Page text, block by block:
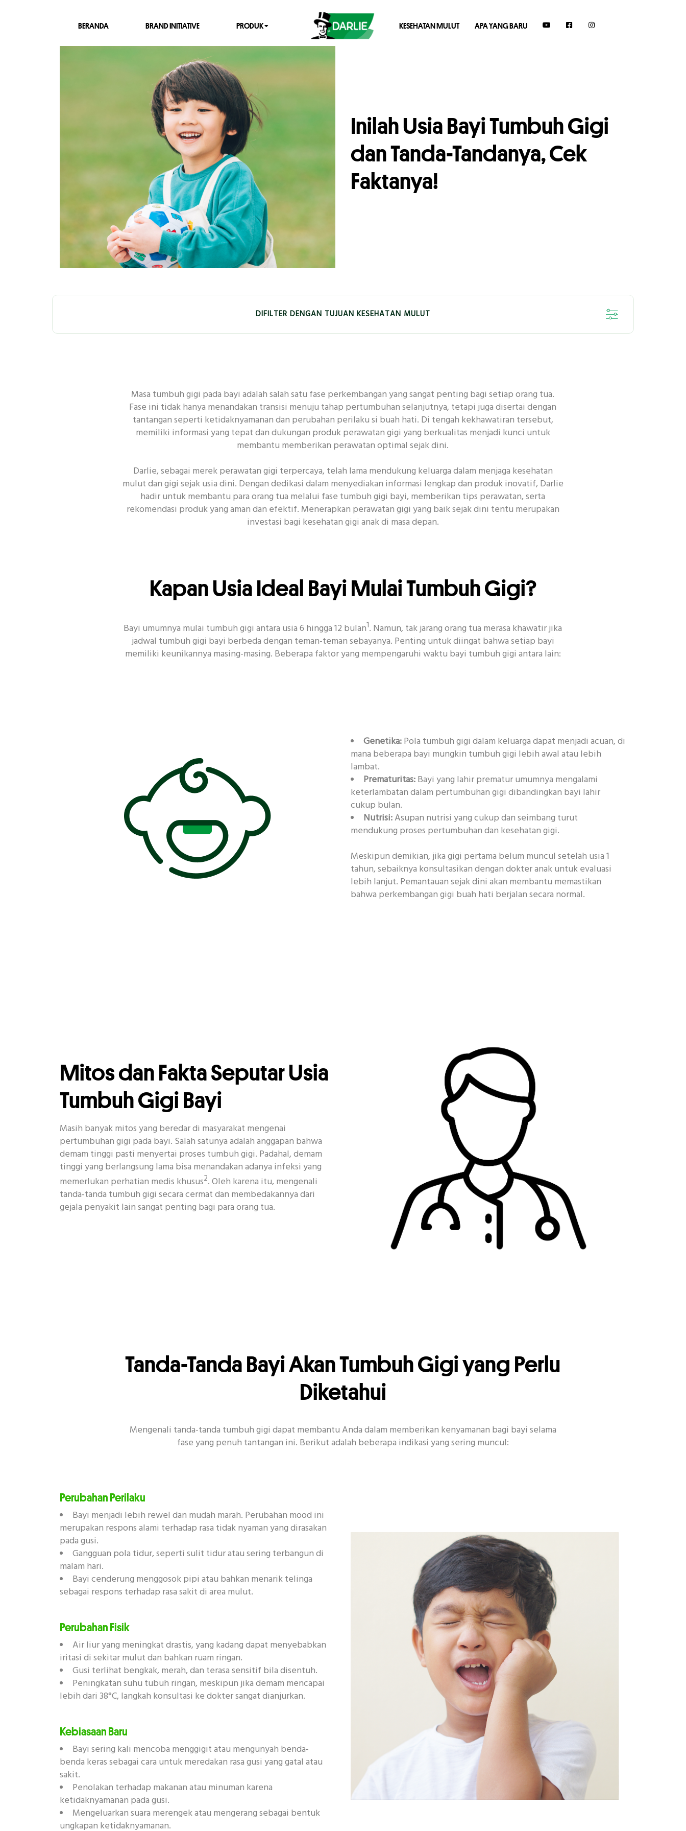
BERANDA BRAND INITIATIVE PRODUK KESEHATAN MULUT APA YANG BARU
Inilah Usia Bayi Tumbuh Gigi
dan Tanda-Tandanya, Cek
Faktanya!
DIFILTER DENGAN TUJUAN KESEHATAN MULUT
PEMBERSIHAN MENDALAM ANTIBAKTERI KERUSAKAN GIGI DENTAL
RUTINITAS UNTUK KESEHATAN MULUT
Topik Populer Lain Enamel Sikat Gigi Senyum Acara CSR Covid-19 Kencan Habit Kecantikan
Masa tumbuh gigi pada bayi adalah salah satu fase perkembangan yang sangat penting bagi setiap orang tua.
Fase ini tidak hanya menandakan transisi menuju tahap pertumbuhan selanjutnya, tetapi juga disertai dengan
tantangan seperti ketidaknyamanan dan perubahan perilaku si buah hati. Di tengah kekhawatiran tersebut,
memiliki informasi yang tepat dan dukungan produk perawatan gigi yang berkualitas menjadi kunci untuk
membantu memberikan perawatan optimal sejak dini.
Darlie, sebagai merek perawatan gigi terpercaya, telah lama mendukung keluarga dalam menjaga kesehatan
mulut dan gigi sejak usia dini. Dengan dedikasi dalam menyediakan informasi lengkap dan produk inovatif, Darlie
hadir untuk membantu para orang tua melalui fase tumbuh gigi bayi, memberikan tips perawatan, serta
rekomendasi produk yang aman dan efektif. Menerapkan perawatan gigi yang baik sejak dini tentu merupakan
investasi bagi kesehatan gigi anak di masa depan.
Kapan Usia Ideal Bayi Mulai Tumbuh Gigi?
Bayi umumnya mulai tumbuh gigi antara usia 6 hingga 12 bulan1. Namun, tak jarang orang tua merasa khawatir jika
jadwal tumbuh gigi bayi berbeda dengan teman-teman sebayanya. Penting untuk diingat bahwa setiap bayi
memiliki keunikannya masing-masing. Beberapa faktor yang mempengaruhi waktu bayi tumbuh gigi antara lain:
Genetika:Pola tumbuh gigi dalam keluarga dapat menjadi acuan, di
mana beberapa bayi mungkin tumbuh gigi lebih awal atau lebih
lambat.
Prematuritas:Bayi yang lahir prematur umumnya mengalami
keterlambatan dalam pertumbuhan gigi dibandingkan bayi lahir
cukup bulan.
Nutrisi:Asupan nutrisi yang cukup dan seimbang turut
mendukung proses pertumbuhan dan kesehatan gigi.
Meskipun demikian, jika gigi pertama belum muncul setelah usia 1
tahun, sebaiknya konsultasikan dengan dokter anak untuk evaluasi
lebih lanjut. Pemantauan sejak dini akan membantu memastikan
bahwa perkembangan gigi buah hati berjalan secara normal.
Mitos dan Fakta Seputar Usia
Tumbuh Gigi Bayi
Masih banyak mitos yang beredar di masyarakat mengenai
pertumbuhan gigi pada bayi. Salah satunya adalah anggapan bahwa
demam tinggi pasti menyertai proses tumbuh gigi. Padahal, demam
tinggi yang berlangsung lama bisa menandakan adanya infeksi yang
memerlukan perhatian medis khusus2. Oleh karena itu, mengenali
tanda-tanda tumbuh gigi secara cermat dan membedakannya dari
gejala penyakit lain sangat penting bagi para orang tua.
Tanda-Tanda Bayi Akan Tumbuh Gigi yang Perlu
Diketahui
Mengenali tanda-tanda tumbuh gigi dapat membantu Anda dalam memberikan kenyamanan bagi bayi selama
fase yang penuh tantangan ini. Berikut adalah beberapa indikasi yang sering muncul:
Perubahan Perilaku
Bayi menjadi lebih rewel dan mudah marah. Perubahan mood ini
merupakan respons alami terhadap rasa tidak nyaman yang dirasakan
pada gusi.
Gangguan pola tidur, seperti sulit tidur atau sering terbangun di
malam hari.
Bayi cenderung menggosok pipi atau bahkan menarik telinga
sebagai respons terhadap rasa sakit di area mulut.
Perubahan Fisik
Air liur yang meningkat drastis, yang kadang dapat menyebabkan
iritasi di sekitar mulut dan bahkan ruam ringan.
Gusi terlihat bengkak, merah, dan terasa sensitif bila disentuh.
Peningkatan suhu tubuh ringan, meskipun jika demam mencapai
lebih dari 38°C, langkah konsultasi ke dokter sangat dianjurkan.
Kebiasaan Baru
Bayi sering kali mencoba menggigit atau mengunyah benda-
benda keras sebagai cara untuk meredakan rasa gusi yang gatal atau
sakit.
Penolakan terhadap makanan atau minuman karena
ketidaknyamanan pada gusi.
Mengeluarkan suara merengek atau mengerang sebagai bentuk
ungkapan ketidaknyamanan.